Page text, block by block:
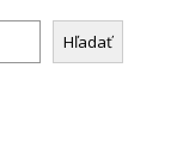
Hľadať